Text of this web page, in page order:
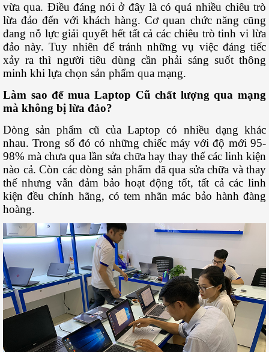
vừa qua. Điều đáng nói ở đây là có quá nhiều chiêu trò
lừa đảo đến với khách hàng. Cơ quan chức năng cũng
đang nỗ lực giải quyết hết tất cả các chiêu trò tinh vi lừa
đảo này. Tuy nhiên để tránh những vụ việc đáng tiếc
xảy ra thì người tiêu dùng cần phải sáng suốt thông
minh khi lựa chọn sản phẩm qua mạng.
Làm sao để mua Laptop Cũ chất lượng qua mạng
mà không bị lừa đảo?
Dòng sản phẩm cũ của Laptop có nhiều dạng khác
nhau. Trong số đó có những chiếc máy với độ mới 95-
98% mà chưa qua lần sửa chữa hay thay thế các linh kiện
nào cả. Còn các dòng sản phẩm đã qua sửa chữa và thay
thế nhưng vẫn đảm bảo hoạt động tốt, tất cả các linh
kiện đều chính hãng, có tem nhãn mác bảo hành đàng
hoàng.